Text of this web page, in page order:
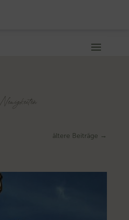
Neuigkeiten
ältere Beiträge →